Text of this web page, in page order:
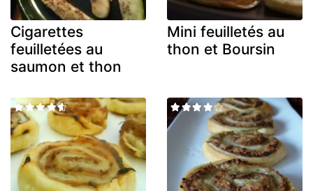
Cigarettes
feuilletées au
saumon et thon
Mini feuilletés au
thon et Boursin